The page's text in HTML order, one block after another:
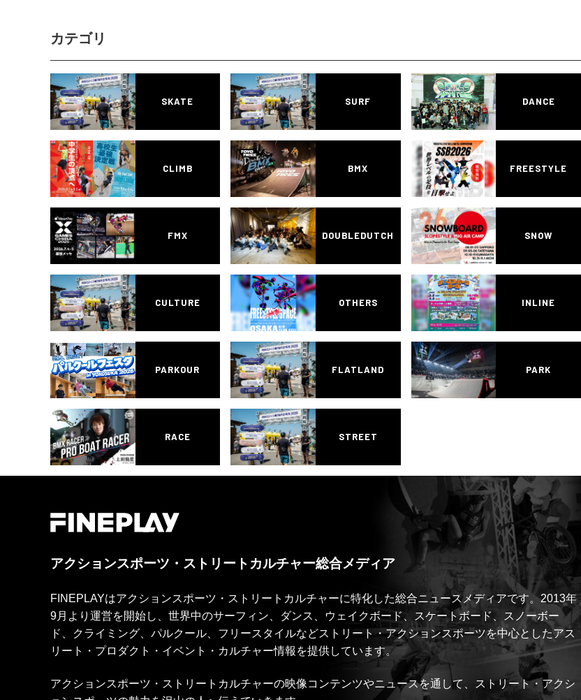
カテゴリ
SKATE SURF DANCE
CLIMB BMX FREESTYLE
FMX DOUBLEDUTCH SNOW
CULTURE OTHERS INLINE
PARKOUR FLATLAND PARK
RACE STREET
アクションスポーツ・ストリートカルチャー総合メディア
FINEPLAYはアクションスポーツ・ストリートカルチャーに特化した総合ニュースメディアです。2013年
9月より運営を開始し、世界中のサーフィン、ダンス、ウェイクボード、スケートボード、スノーボー
ド、クライミング、パルクール、フリースタイルなどストリート・アクションスポーツを中心としたアス
リート・プロダクト・イベント・カルチャー情報を提供しています。
アクションスポーツ・ストリートカルチャーの映像コンテンツやニュースを通して、ストリート・アクシ